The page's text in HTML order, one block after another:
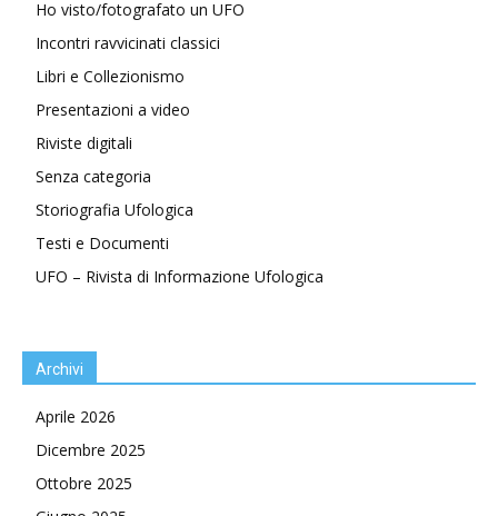
Ho visto/fotografato un UFO
Incontri ravvicinati classici
Libri e Collezionismo
Presentazioni a video
Riviste digitali
Senza categoria
Storiografia Ufologica
Testi e Documenti
UFO – Rivista di Informazione Ufologica
Archivi
Aprile 2026
Dicembre 2025
Ottobre 2025